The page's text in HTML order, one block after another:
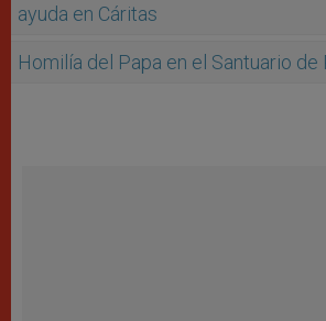
ayuda en Cáritas
Homilía del Papa en el Santuario de